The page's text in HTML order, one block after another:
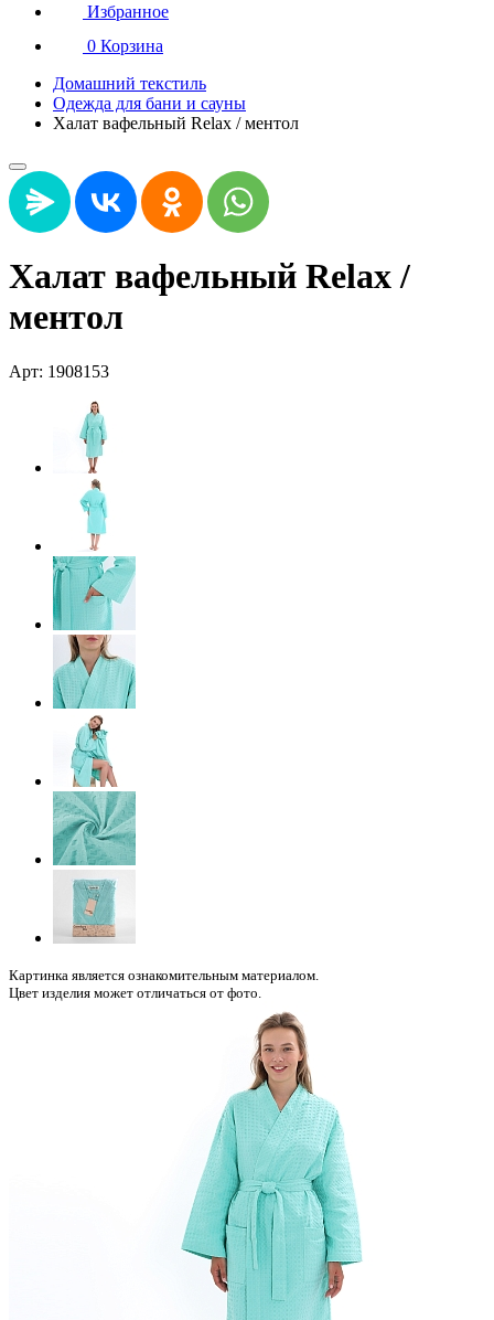
Избранное
0 Корзина
Домашний текстиль
Одежда для бани и сауны
Халат вафельный Relax / ментол
Халат вафельный Relax /
ментол
Арт: 1908153
Картинка является ознакомительным материалом.
Цвет изделия может отличаться от фото.